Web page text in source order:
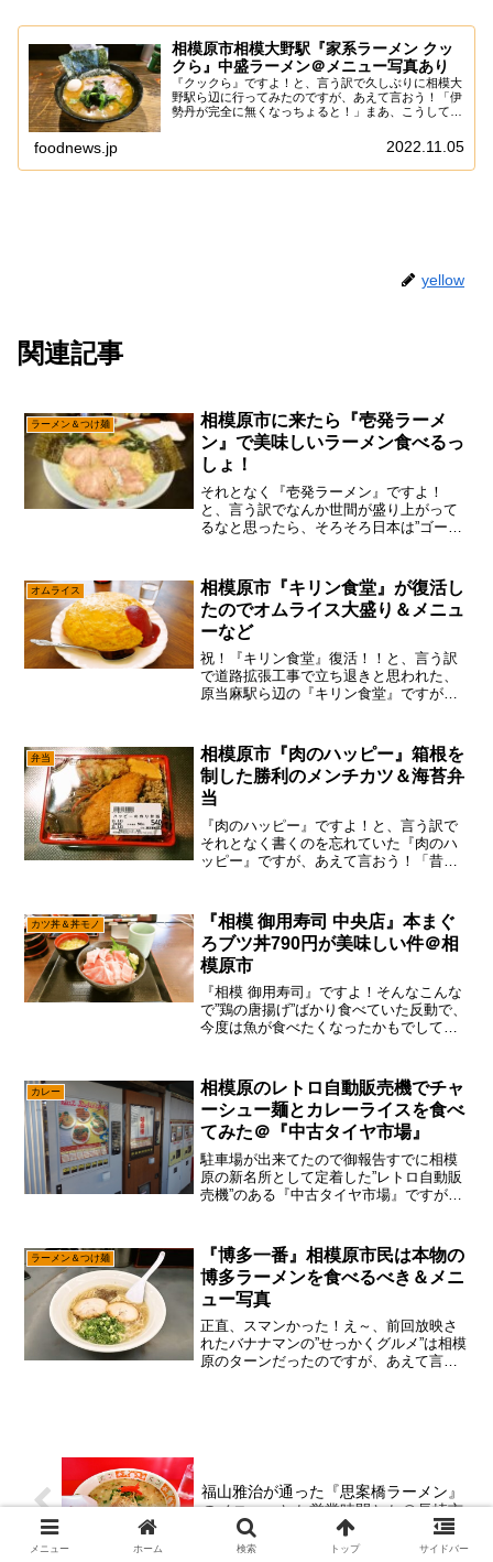
相模原市相模大野駅『家系ラーメン クッ
クら』中盛ラーメン＠メニュー写真あり
『クックら』ですよ！と、言う訳で久しぶりに相模大
野駅ら辺に行ってみたのですが、あえて言おう！「伊
勢丹が完全に無くなっちょると！」まあ、こうして更
めるかもでして、これも時代なのかな～って。ん
foodnews.jp 2022.11.05
yellow
関連記事
ラーメン＆つけ麺
相模原市に来たら『壱発ラーメ
ン』で美味しいラーメン食べるっ
しょ！
それとなく『壱発ラーメン』ですよ！
と、言う訳でなんか世間が盛り上がって
るなと思ったら、そろそろ日本は”ゴール
なって思っているけれども、やはり店も
混んだり混まなかっ...
オムライス
相模原市『キリン食堂』が復活し
たのでオムライス大盛り＆メニュ
ーなど
祝！『キリン食堂』復活！！と、言う訳
で道路拡張工事で立ち退きと思われた、
原当麻駅ら辺の『キリン食堂』ですが、
でして、閉店どころか移転もしないで、
しれっと復活していたぞと...
弁当
相模原市『肉のハッピー』箱根を
制した勝利のメンチカツ＆海苔弁
当
『肉のハッピー』ですよ！と、言う訳で
それとなく書くのを忘れていた『肉のハ
ッピー』ですが、あえて言おう！「昔は
弁当がリーズナブルだったので、この
『肉のハッピー』（創業70...
カツ丼＆丼モノ
『相模 御用寿司 中央店』本まぐ
ろブツ丼790円が美味しい件＠相
模原市
『相模 御用寿司』ですよ！そんなこんな
で”鶏の唐揚げ”ばかり食べていた反動で、
今度は魚が食べたくなったかもでして、
ら、個人的には色々な店をキープしてあ
るけれども、やは...
カレー
相模原のレトロ自動販売機でチャ
ーシュー麺とカレーライスを食べ
てみた＠『中古タイヤ市場』
駐車場が出来てたので御報告すでに相模
原の新名所として定着した”レトロ自動販
売機”のある『中古タイヤ市場』ですが、
する気配はあったのですが、あえて言お
う！「隣が駐車場にな...
ラーメン＆つけ麺
『博多一番』相模原市民は本物の
博多ラーメンを食べるべき＆メニ
ュー写真
正直、スマンかった！え～、前回放映さ
れたバナナマンの”せっかくグルメ”は相模
原のターンだったのですが、あえて言お
福山雅治が通った『思案橋ラーメン』
のメニューとか営業時間とか＠長崎市
メニュー ホーム 検索 トップ サイドバー